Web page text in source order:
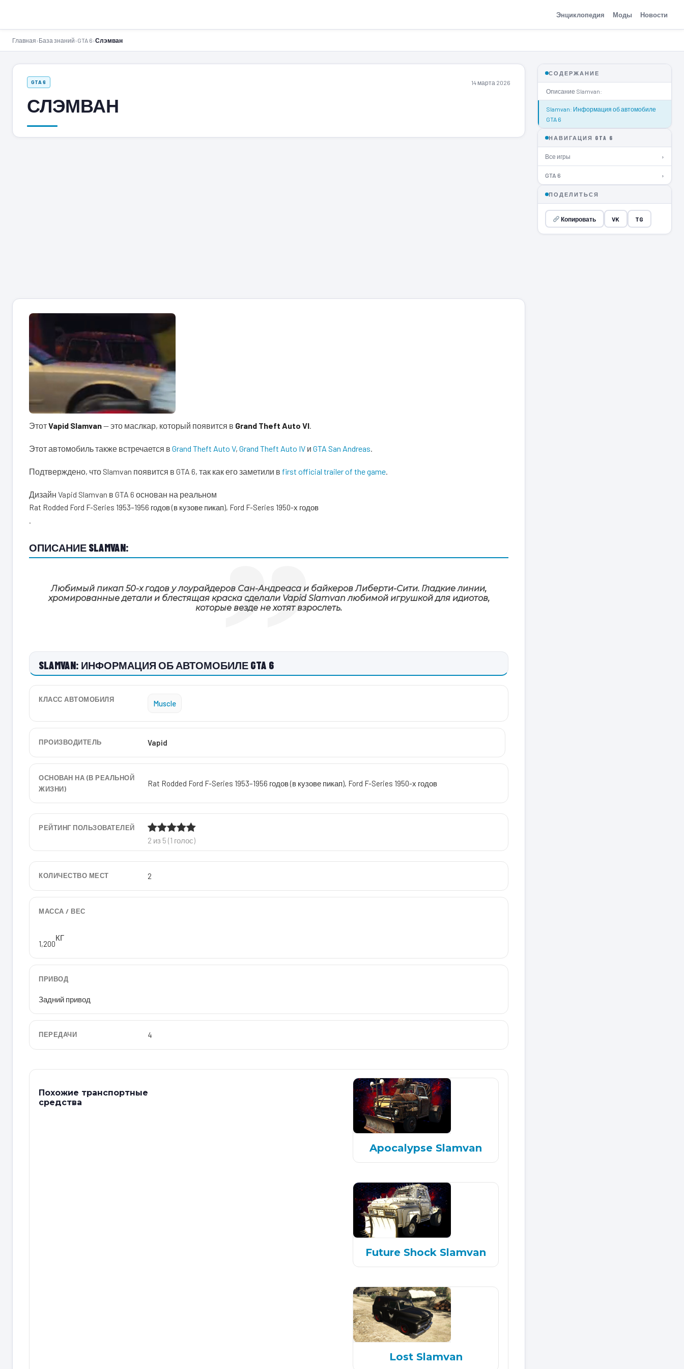
Энциклопедия Моды Новости
Главная›База знаний›GTA 6›Слэмван
GTA 6 14 марта 2026
СЛЭМВАН
ЭтотVapid Slamvan— это маслкар, который появится в Grand Theft Auto VI.
Этот автомобиль также встречается в Grand Theft Auto V, Grand Theft Auto IV и GTA San Andreas.
Подтверждено, что Slamvan появится в GTA 6, так как его заметили в first official trailer of the game.
Дизайн Vapid Slamvan в GTA 6 основан на реальном
Rat Rodded Ford F-Series 1953–1956 годов (в кузове пикап), Ford F-Series 1950-х годов
.
ОПИСАНИЕ SLAMVAN:
Любимый пикап 50-х годов у лоурайдеров Сан-Андреаса и байкеров Либерти-Сити. Гладкие линии,
хромированные детали и блестящая краска сделали Vapid Slamvan любимой игрушкой для идиотов,
которые везде не хотят взрослеть.
SLAMVAN: ИНФОРМАЦИЯ ОБ АВТОМОБИЛЕ GTA 6
КЛАСС АВТОМОБИЛЯ Muscle
ПРОИЗВОДИТЕЛЬ Vapid
ОСНОВАН НА (В РЕАЛЬНОЙ
ЖИЗНИ)
Rat Rodded Ford F-Series 1953–1956 годов (в кузове пикап), Ford F-Series 1950-х годов
РЕЙТИНГ ПОЛЬЗОВАТЕЛЕЙ
2 из 5 (1 голос)
КОЛИЧЕСТВО МЕСТ 2
МАССА / ВЕС
1,200
КГ
ПРИВОД
Задний привод
ПЕРЕДАЧИ 4
Похожие транспортные
средства
Apocalypse Slamvan
Future Shock Slamvan
Lost Slamvan
СОДЕРЖАНИЕ
Описание Slamvan:
Slamvan: Информация об автомобиле
GTA 6
НАВИГАЦИЯ GTA 6
Все игры ›
GTA 6 ›
ПОДЕЛИТЬСЯ
Копировать VK TG